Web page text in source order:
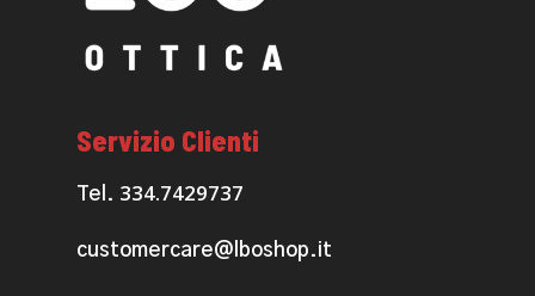
Servizio Clienti
Tel. 334.7429737
customercare@lboshop.it